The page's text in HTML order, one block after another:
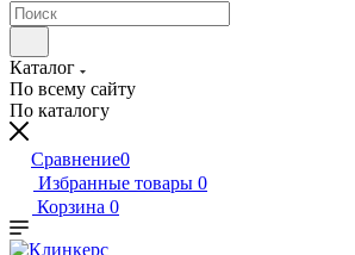
Каталог
По всему сайту
По каталогу
Сравнение0
Избранные товары 0
Корзина 0